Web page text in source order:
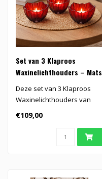
Set van 3 Klaproos
Waxinelichthouders – Mats
Deze set van 3 Klaproos
Waxinelichthouders van
Mats Jonasson brengt
warmte, sfee..
€109,00